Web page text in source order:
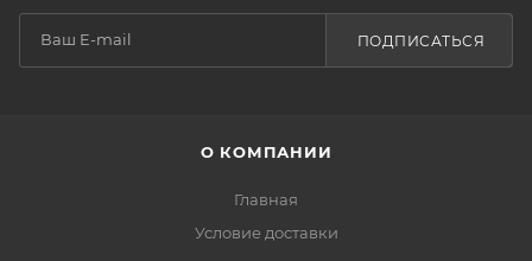
ПОДПИСАТЬСЯ
О КОМПАНИИ
Главная
Условие доставки